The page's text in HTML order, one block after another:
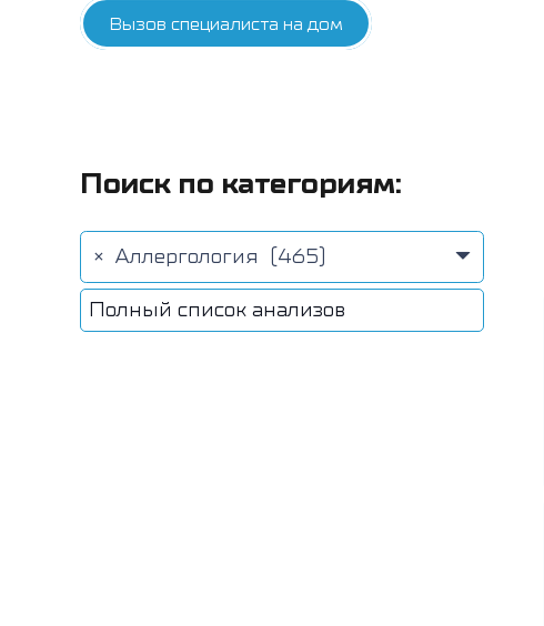
Вызов специалиста на дом
Поиск по категориям:
× Аллергология (465)
Полный список анализов